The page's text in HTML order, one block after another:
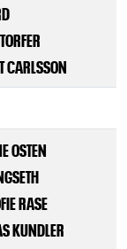
CARLSSON
OSTEN
RASE
KUNDLER